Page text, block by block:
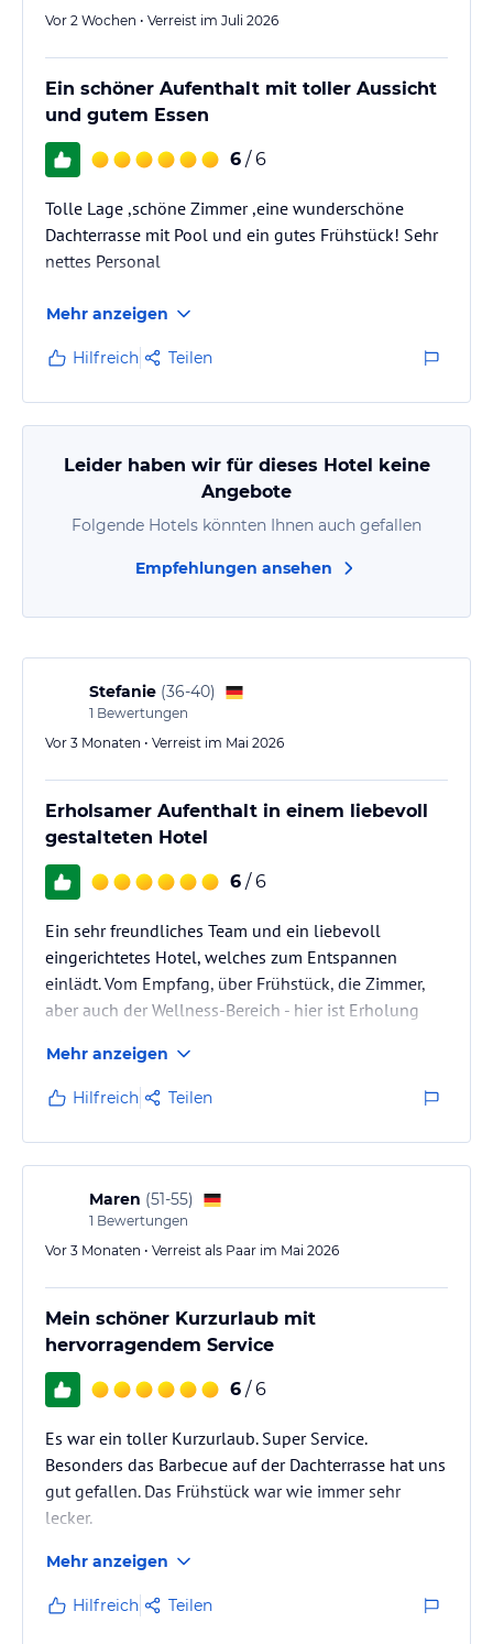
Vor 2 Wochen • Verreist im Juli 2026
Ein schöner Aufenthalt mit toller Aussicht
und gutem Essen
6 / 6
Tolle Lage ,schöne Zimmer ,eine wunderschöne
Dachterrasse mit Pool und ein gutes Frühstück! Sehr
nettes Personal
Mehr anzeigen
Hilfreich Teilen
Leider haben wir für dieses Hotel keine
Angebote
Folgende Hotels könnten Ihnen auch gefallen
Empfehlungen ansehen
Stefanie (36-40)
1 Bewertungen
Vor 3 Monaten • Verreist im Mai 2026
Erholsamer Aufenthalt in einem liebevoll
gestalteten Hotel
6 / 6
Ein sehr freundliches Team und ein liebevoll
eingerichtetes Hotel, welches zum Entspannen
einlädt. Vom Empfang, über Frühstück, die Zimmer,
aber auch der Wellness-Bereich - hier ist Erholung
Mehr anzeigen
Hilfreich Teilen
Maren (51-55)
1 Bewertungen
Vor 3 Monaten • Verreist als Paar im Mai 2026
Mein schöner Kurzurlaub mit
hervorragendem Service
6 / 6
Es war ein toller Kurzurlaub. Super Service.
Besonders das Barbecue auf der Dachterrasse hat uns
gut gefallen. Das Frühstück war wie immer sehr
lecker.
Mehr anzeigen
Hilfreich Teilen